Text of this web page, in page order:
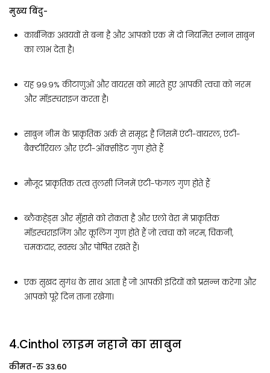
मुख्य बिंदु-
कार्बनिक अवयवों से बना है और आपको एक में दो नियमित स्नान साबुन
का लाभ देता है।
यह 99.9% कीटाणुओं और वायरस को मारते हुए आपकी त्वचा को नरम
और मॉइस्चराइज करता है।
साबुन नीम के प्राकृतिक अर्क से समृद्ध है जिसमें एंटी-वायरल, एंटी-
बैक्टीरियल और एंटी-ऑक्सीडेंट गुण होते हैं
मौजूद प्राकृतिक तत्व तुलसी जिनमें एंटी-फंगल गुण होते हैं
ब्लैकहेड्स और मुँहासे को रोकता है और एलो वेरा में प्राकृतिक
मॉइस्चराइजिंग और कूलिंग गुण होते हैं जो त्वचा को नरम, चिकनी,
चमकदार, स्वस्थ और पोषित रखते हैं।
एक सुखद सुगंध के साथ आता है जो आपकी इंद्रियों को प्रसन्न करेगा और
आपको पूरे दिन ताजा रखेगा।
4.Cinthol लाइम नहाने का साबुन
कीमत-रु 33.60